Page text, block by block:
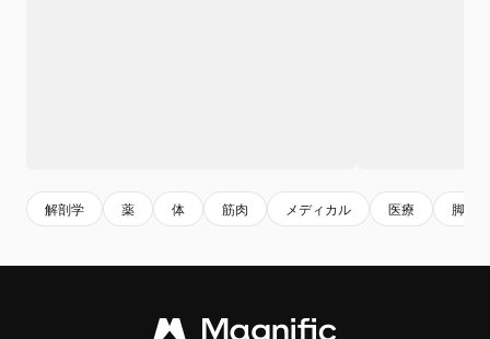
解剖学 薬 体 筋肉 メディカル 医療 脚